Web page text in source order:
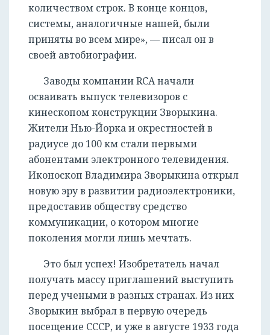
количеством строк. В конце концов,
системы, аналогичные нашей, были
приняты во всем мире», — писал он в
своей автобиографии.
Заводы компании RCA начали
осваивать выпуск телевизоров с
кинескопом конструкции Зворыкина.
Жители Нью-Йорка и окрестностей в
радиусе до 100 км стали первыми
абонентами электронного телевидения.
Иконоскоп Владимира Зворыкина открыл
новую эру в развитии радиоэлектроники,
предоставив обществу средство
коммуникации, о котором многие
поколения могли лишь мечтать.
Это был успех! Изобретатель начал
получать массу приглашений выступить
перед учеными в разных странах. Из них
Зворыкин выбрал в первую очередь
посещение СССР, и уже в августе 1933 года